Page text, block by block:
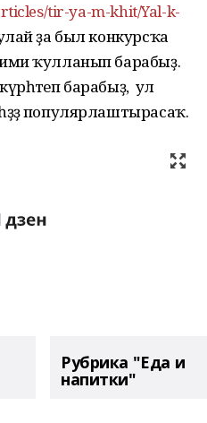
tir-ya-m-khit/Yal-k-
ҙа был конкурсҡа
ҡулланып барабыҙ.
барабыҙ, ә ул
популярлаштырасаҡ.
Рубрика "Еда и
напитки"